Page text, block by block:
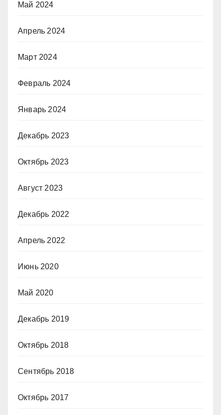
Май 2024
Апрель 2024
Март 2024
Февраль 2024
Январь 2024
Декабрь 2023
Октябрь 2023
Август 2023
Декабрь 2022
Апрель 2022
Июнь 2020
Май 2020
Декабрь 2019
Октябрь 2018
Сентябрь 2018
Октябрь 2017